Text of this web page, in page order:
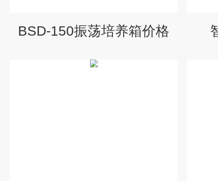
BSD-150振荡培养箱价格